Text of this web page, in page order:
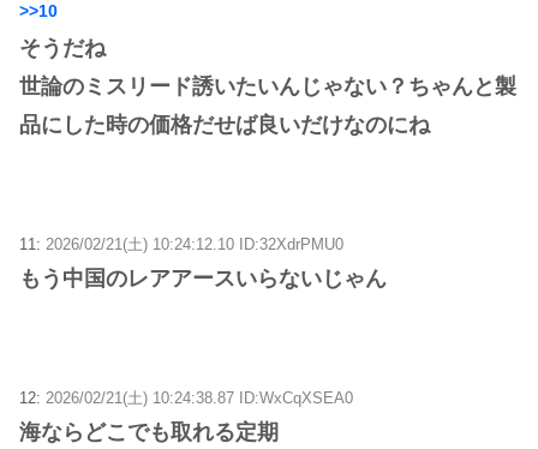
>>10
そうだね
世論のミスリード誘いたいんじゃない？ちゃんと製
品にした時の価格だせば良いだけなのにね
11: 2026/02/21(土) 10:24:12.10 ID:32XdrPMU0
もう中国のレアアースいらないじゃん
12: 2026/02/21(土) 10:24:38.87 ID:WxCqXSEA0
海ならどこでも取れる定期